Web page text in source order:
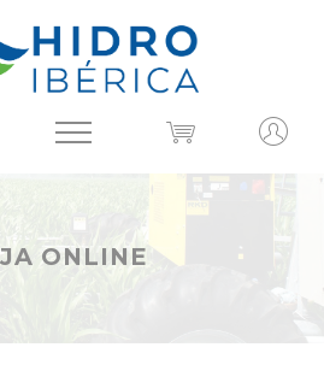
ONLINE
PROCURA?